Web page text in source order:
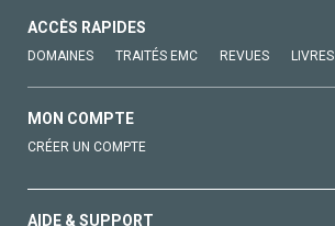
ACCÈS RAPIDES
DOMAINES TRAITÉS EMC REVUES LIVRES
MON COMPTE
CRÉER UN COMPTE
AIDE & SUPPORT